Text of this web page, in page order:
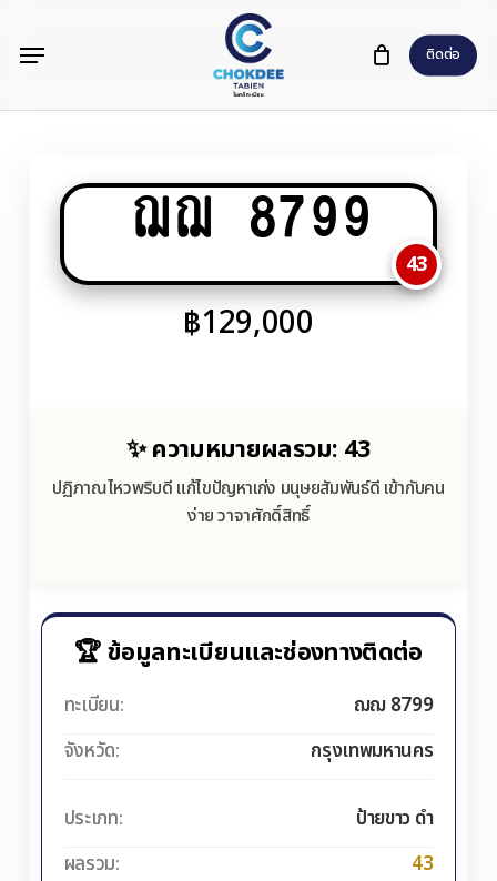
content
ติดต่อ
Menu
ฌฌ 8799
43
฿129,000
✨ ความหมายผลรวม: 43
ปฏิภาณไหวพริบดี แก้ไขปัญหาเก่ง มนุษยสัมพันธ์ดี เข้ากับคน
ง่าย วาจาศักดิ์สิทธิ์
🏆 ข้อมูลทะเบียนและช่องทางติดต่อ
ทะเบียน:
ฌฌ 8799
จังหวัด:
กรุงเทพมหานคร
ประเภท:
ป้ายขาว ดำ
ผลรวม:
43